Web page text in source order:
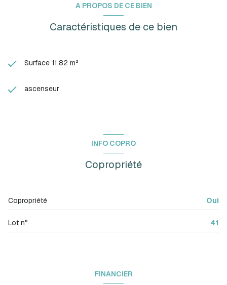
A PROPOS DE CE BIEN
Caractéristiques de ce bien
Surface 11,82 m²
ascenseur
INFO COPRO
Copropriété
Copropriété Oui
Lot n° 41
FINANCIER